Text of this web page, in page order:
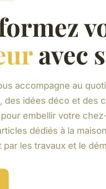
avec
accompagne au
des idées déco et des
embellir votre
dédiés à la
par les travaux et le